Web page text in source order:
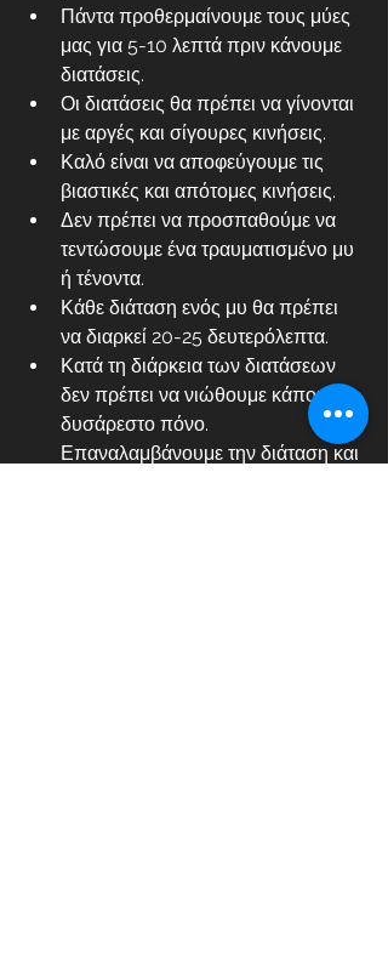
Πάντα προθερμαίνουμε τους μύες
μας για 5-10 λεπτά πριν κάνουμε
διατάσεις.
Οι διατάσεις θα πρέπει να γίνονται
με αργές και σίγουρες κινήσεις.
Καλό είναι να αποφεύγουμε τις
βιαστικές και απότομες κινήσεις.
Δεν πρέπει να προσπαθούμε να
τεντώσουμε ένα τραυματισμένο μυ
ή τένοντα.
Κάθε διάταση ενός μυ θα πρέπει
να διαρκεί 20-25 δευτερόλεπτα.
Κατά τη διάρκεια των διατάσεων
δεν πρέπει να νιώθουμε κάποιο
δυσάρεστο πόνο.
Επαναλαμβάνουμε την διάταση και